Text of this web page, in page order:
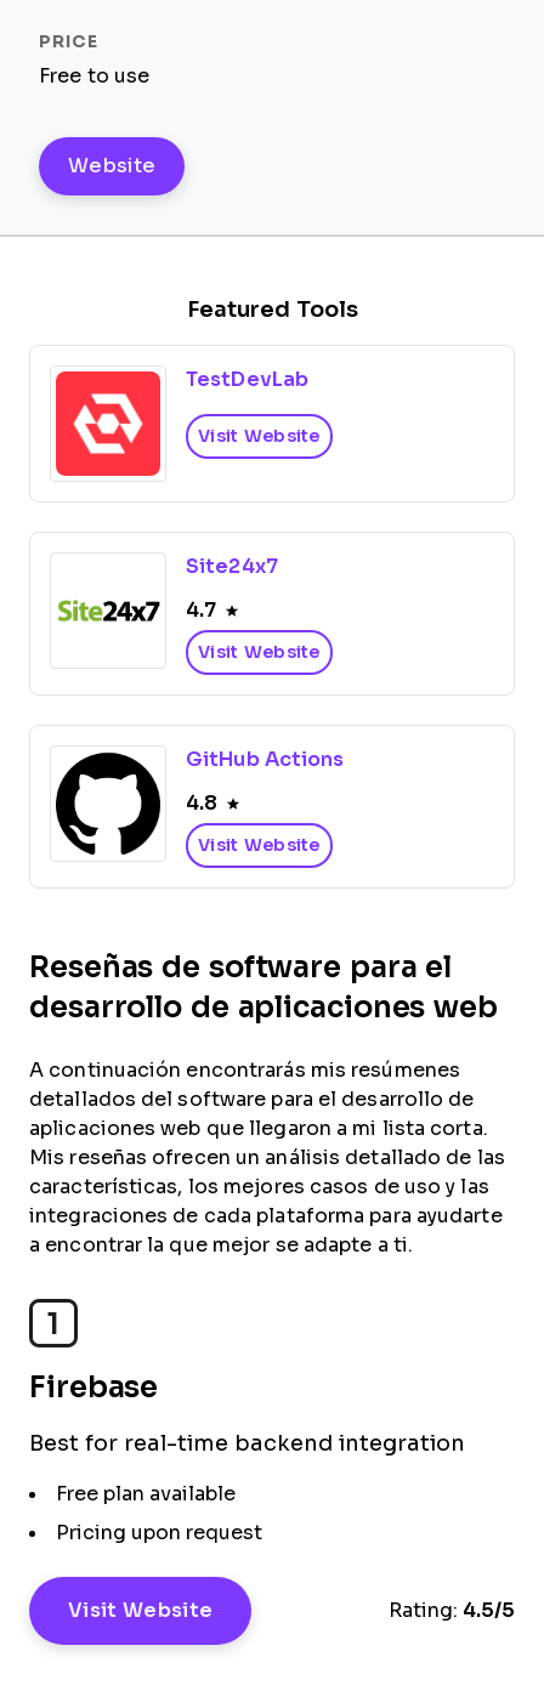
Free to use
Website
Featured Tools
TestDevLab
Visit Website
Site24x7
4.7
Visit Website
GitHub Actions
4.8
Visit Website
Reseñas de software para el
desarrollo de aplicaciones web
A continuación encontrarás mis resúmenes
detallados del software para el desarrollo de
aplicaciones web que llegaron a mi lista corta.
Mis reseñas ofrecen un análisis detallado de las
características, los mejores casos de uso y las
integraciones de cada plataforma para ayudarte
a encontrar la que mejor se adapte a ti.
1
Firebase
Best for real-time backend integration
Free plan available
Pricing upon request
Visit Website Rating: 4.5/5